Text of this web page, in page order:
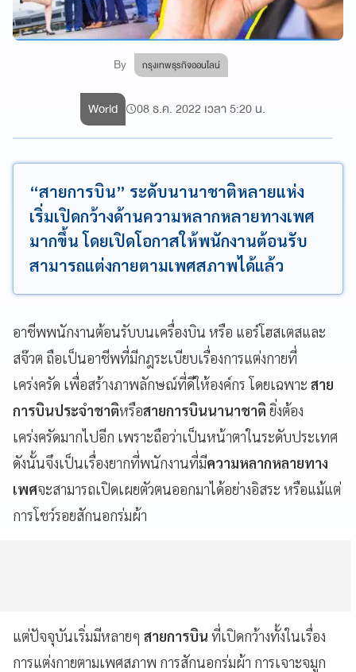
By กรุงเทพธุรกิจออนไลน์
World 08 ธ.ค. 2022 เวลา 5:20 น.
“สายการบิน” ระดับนานาชาติหลายแห่ง
เริ่มเปิดกว้างด้านความหลากหลายทางเพศ
มากขึ้น โดยเปิดโอกาสให้พนักงานต้อนรับ
สามารถแต่งกายตามเพศสภาพได้แล้ว
อาชีพพนักงานต้อนรับบนเครื่องบิน หรือ แอร์โฮสเตสและ
สจ๊วต ถือเป็นอาชีพที่มีกฎระเบียบเรื่องการแต่งกายที่
เคร่งครัด เพื่อสร้างภาพลักษณ์ที่ดีให้องค์กร โดยเฉพาะ สาย
การบินประจำชาติหรือสายการบินนานาชาติ ยิ่งต้อง
เคร่งครัดมากไปอีก เพราะถือว่าเป็นหน้าตาในระดับประเทศ
ดังนั้นจึงเป็นเรื่องยากที่พนักงานที่มีความหลากหลายทาง
เพศจะสามารถเปิดเผยตัวตนออกมาได้อย่างอิสระ หรือแม้แต่
การโชว์รอยสักนอกร่มผ้า
แต่ปัจจุบันเริ่มมีหลายๆ สายการบิน ที่เปิดกว้างทั้งในเรื่อง
การแต่งกายตามเพศสภาพ การสักนอกร่มผ้า การเจาะจมูก